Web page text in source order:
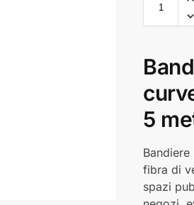
5
fibra di
spazi